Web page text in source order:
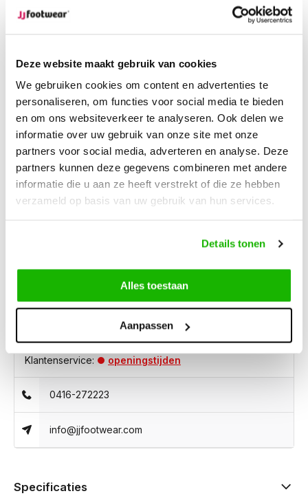
Deze website maakt gebruik van cookies
We gebruiken cookies om content en advertenties te
personaliseren, om functies voor social media te bieden
en om ons websiteverkeer te analyseren. Ook delen we
informatie over uw gebruik van onze site met onze
partners voor social media, adverteren en analyse. Deze
partners kunnen deze gegevens combineren met andere
informatie die u aan ze heeft verstrekt of die ze hebben
verzameld op basis van uw gebruik van hun services.
Details tonen
Alles toestaan
Aanpassen
1500+ modellen op voorraad
Beschrijving
Longridge - Zwart
De Longridge in zwart suède straalt kracht en elegantie uit.
Deze westernstijl dameslaars is voorzien van een
uitneembaar voetbed voor optimaal comfort en een lange rits
om moeiteloos aan en uit te trekken. Het opvallende
borduursel en de uitgesneden vormen in de schacht zorgen
voor een unieke, eigentijdse uitstraling. De spitse neus en
Kunnen we helpen?
Klantenservice: openingstijden
0416-272223
info@jjfootwear.com
Specificaties